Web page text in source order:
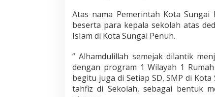
a
n
Atas nama Pemerintah Kota Sungai
beserta para kepala sekolah atas
IsIam di Kota Sungai Penuh.
” Alhamdulillah semejak dilantik
dengan program 1 Wilayah 1
begitu juga di Setiap SD, SMP di
tahfiz di Sekolah, sebagai bentuk